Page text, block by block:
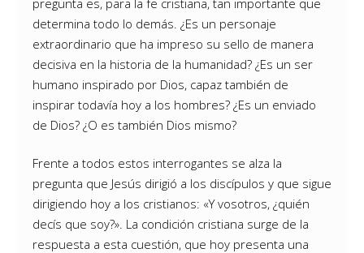
determina todo lo demás. ¿Es un personaje
extraordinario que ha impreso su sello de manera
decisiva en la historia de la humanidad? ¿Es un ser
humano inspirado por Dios, capaz también de
inspirar todavía hoy a los hombres? ¿Es un enviado
de Dios? ¿O es también Dios mismo?
Frente a todos estos interrogantes se alza la
pregunta que Jesús dirigió a los discípulos y que sigue
dirigiendo hoy a los cristianos: «Y vosotros, ¿quién
decís que soy?». La condición cristiana surge de la
respuesta a esta cuestión, que hoy presenta una